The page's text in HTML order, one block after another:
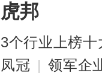
晒。更多
虎邦
3个行业上榜十
凤冠 | 领军企